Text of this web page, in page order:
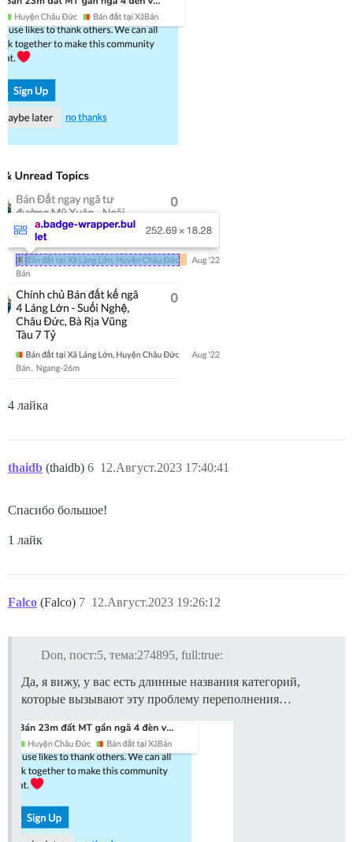
4 лайка
thaidb (thaidb) 12.Август.2023 17:40:41
6
Спасибо большое!
1 лайк
Falco (Falco) 12.Август.2023 19:26:12
7
Don, пост:5, тема:274895, full:true:
Да, я вижу, у вас есть длинные названия категорий,
которые вызывают эту проблему переполнения…